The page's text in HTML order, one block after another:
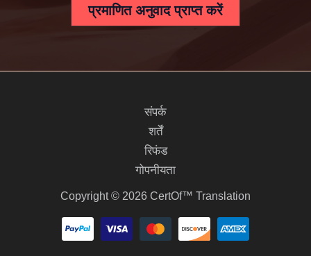
प्रमाणित अनुवाद प्राप्त करें
संपर्क
शर्तें
रिफंड
गोपनीयता
Copyright © 2026 CertOf™ Translation